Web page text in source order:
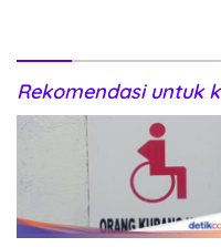
Rekomendasi untuk